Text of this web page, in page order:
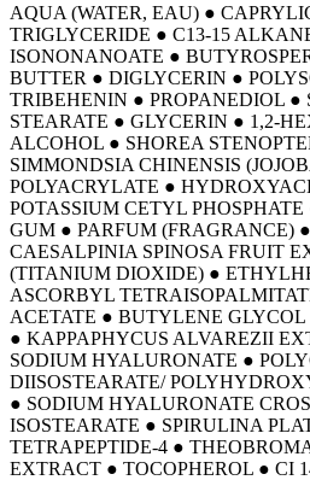
AQUA (WATER, EAU) ●
TRIGLYCERIDE ● C13-15
ISONONANOATE ●
BUTTER ● DIGLYCERIN ●
TRIBEHENIN ● PROPANEDIOL ●
STEARATE ● GLYCERIN ● 1,2-
ALCOHOL ● SHOREA
SIMMONDSIA CHINENSIS
POLYACRYLATE ●
POTASSIUM CETYL
GUM ● PARFUM (FRAGRANCE)
CAESALPINIA SPINOSA FRUIT
(TITANIUM DIOXIDE) ●
ASCORBYL
ACETATE ● BUTYLENE
● KAPPAPHYCUS ALVAREZII
SODIUM HYALURONATE ●
DIISOSTEARATE/
● SODIUM HYALURONATE
ISOSTEARATE ● SPIRULINA
TETRAPEPTIDE-4 ●
EXTRACT ● TOCOPHEROL ● CI